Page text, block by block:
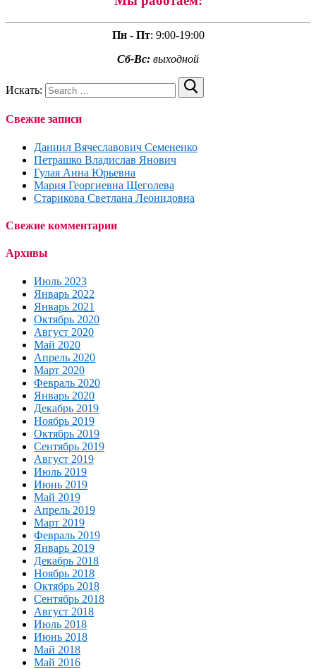
Пн - Пт: 9:00-19:00
Сб-Вс: выходной
Искать:
Свежие записи
Даниил Вячеславович Семененко
Петрашко Владислав Янович
Гулая Анна Юрьевна
Мария Георгиевна Щеголева
Старикова Светлана Леонидовна
Свежие комментарии
Архивы
Июль 2023
Январь 2022
Январь 2021
Октябрь 2020
Август 2020
Май 2020
Апрель 2020
Март 2020
Февраль 2020
Январь 2020
Декабрь 2019
Ноябрь 2019
Октябрь 2019
Сентябрь 2019
Август 2019
Июль 2019
Июнь 2019
Май 2019
Апрель 2019
Март 2019
Февраль 2019
Январь 2019
Декабрь 2018
Ноябрь 2018
Октябрь 2018
Сентябрь 2018
Август 2018
Июль 2018
Июнь 2018
Май 2018
Май 2016